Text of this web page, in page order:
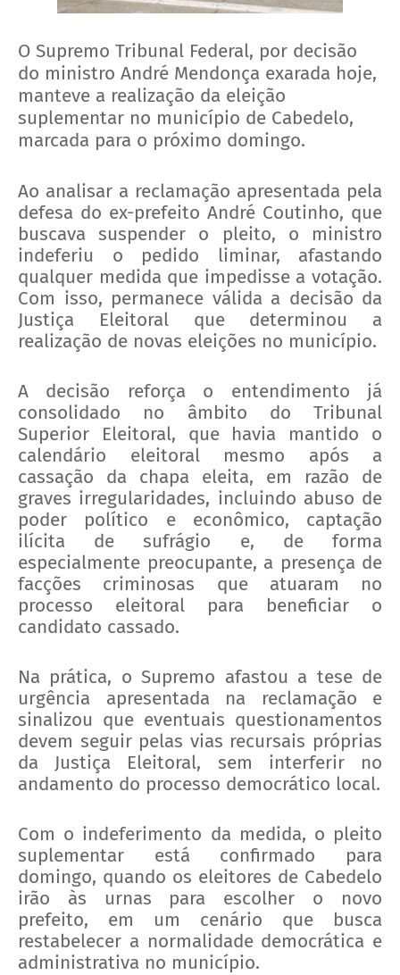
O Supremo Tribunal Federal, por decisão
do ministro André Mendonça exarada hoje,
manteve a realização da eleição
suplementar no município de Cabedelo,
marcada para o próximo domingo.
Ao analisar a reclamação apresentada pela
defesa do ex-prefeito André Coutinho, que
buscava suspender o pleito, o ministro
indeferiu o pedido liminar, afastando
qualquer medida que impedisse a votação.
Com isso, permanece válida a decisão da
Justiça Eleitoral que determinou a
realização de novas eleições no município.
A decisão reforça o entendimento já
consolidado no âmbito do Tribunal
Superior Eleitoral, que havia mantido o
calendário eleitoral mesmo após a
cassação da chapa eleita, em razão de
graves irregularidades, incluindo abuso de
poder político e econômico, captação
ilícita de sufrágio e, de forma
especialmente preocupante, a presença de
facções criminosas que atuaram no
processo eleitoral para beneficiar o
candidato cassado.
Na prática, o Supremo afastou a tese de
urgência apresentada na reclamação e
sinalizou que eventuais questionamentos
devem seguir pelas vias recursais próprias
da Justiça Eleitoral, sem interferir no
andamento do processo democrático local.
Com o indeferimento da medida, o pleito
suplementar está confirmado para
domingo, quando os eleitores de Cabedelo
irão às urnas para escolher o novo
prefeito, em um cenário que busca
restabelecer a normalidade democrática e
administrativa no município.